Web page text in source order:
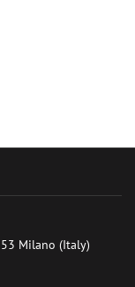
Milano (Italy)